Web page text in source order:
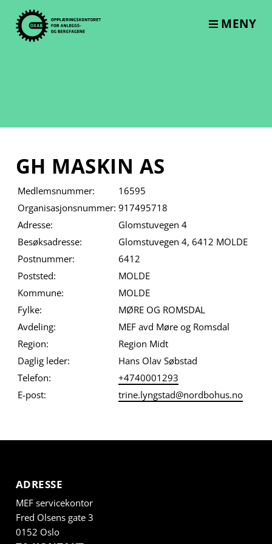
content
MENY
GH MASKIN AS
Medlemsnummer:
16595
Organisasjonsnummer: 917495718
Adresse:
Glomstuvegen 4
Besøksadresse:
Glomstuvegen 4, 6412 MOLDE
Postnummer:
6412
Poststed:
MOLDE
Kommune:
MOLDE
Fylke:
MØRE OG ROMSDAL
Avdeling:
MEF avd Møre og Romsdal
Region:
Region Midt
Daglig leder:
Hans Olav Søbstad
Telefon:
+4740001293
E-post:
trine.lyngstad@nordbohus.no
ADRESSE
MEF servicekontor
Fred Olsens gate 3
0152 Oslo